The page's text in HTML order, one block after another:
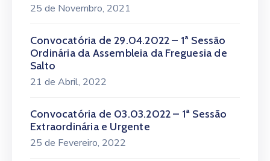
25 de Novembro, 2021
Convocatória de 29.04.2022 – 1ª Sessão
Ordinária da Assembleia da Freguesia de
Salto
21 de Abril, 2022
Convocatória de 03.03.2022 – 1ª Sessão
Extraordinária e Urgente
25 de Fevereiro, 2022